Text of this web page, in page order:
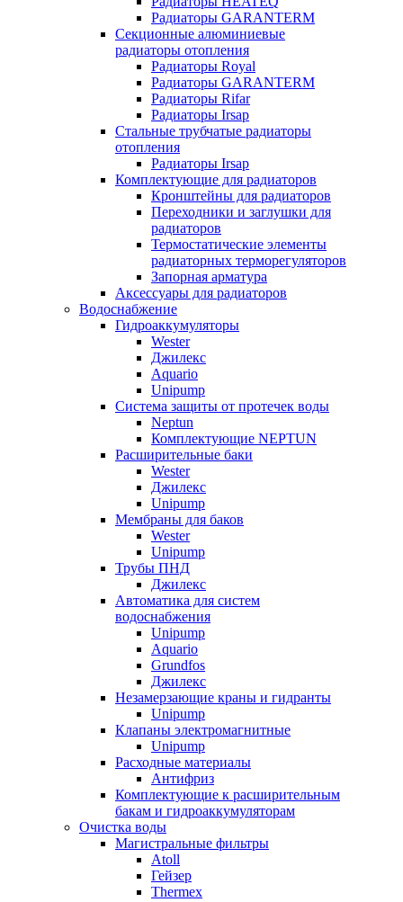
Радиаторы GARANTERM
Секционные алюминиевые
радиаторы отопления
Радиаторы Royal
Радиаторы GARANTERM
Радиаторы Rifar
Радиаторы Irsap
Стальные трубчатые радиаторы
отопления
Радиаторы Irsap
Комплектующие для радиаторов
Кронштейны для радиаторов
Переходники и заглушки для
радиаторов
Термостатические элементы
радиаторных терморегуляторов
Запорная арматура
Аксессуары для радиаторов
Водоснабжение
Гидроаккумуляторы
Wester
Джилекс
Aquario
Unipump
Система защиты от протечек воды
Neptun
Комплектующие NEPTUN
Расширительные баки
Wester
Джилекс
Unipump
Мембраны для баков
Wester
Unipump
Трубы ПНД
Джилекс
Автоматика для систем
водоснабжения
Unipump
Aquario
Grundfos
Джилекс
Незамерзающие краны и гидранты
Unipump
Клапаны электромагнитные
Unipump
Расходные материалы
Антифриз
Комплектующие к расширительным
бакам и гидроаккумуляторам
Очистка воды
Магистральные фильтры
Atoll
Гейзер
Thermex